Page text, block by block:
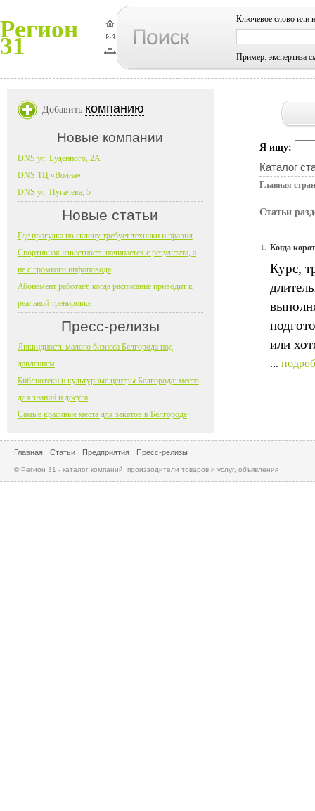
Регион
31
Ключевое слово или
Пример: экспертиза
Я ищу:
Каталог
Главная
Статьи
1. Когда
Курс,
или
...
Добавить компанию
Новые компании
DNS ул. Буденного, 2А
DNS ТЦ «Волна»
DNS ул. Пугачева, 5
Новые статьи
Где прогулка по склону требует техники и правил
Спортивная известность начинается с результата, а
не с громкого инфоповода
Абонемент работает, когда расписание приводит к
реальной тренировке
Пресс-релизы
Ликвидность малого бизнеса Белгорода под
давлением
Библиотеки и культурные центры Белгорода: место
для знаний и досуга
Самые красивые места для закатов в Белгороде
Главная Статьи Предприятия Пресс-релизы
© Регион 31 - каталог компаний, производители товаров и услуг, объявления